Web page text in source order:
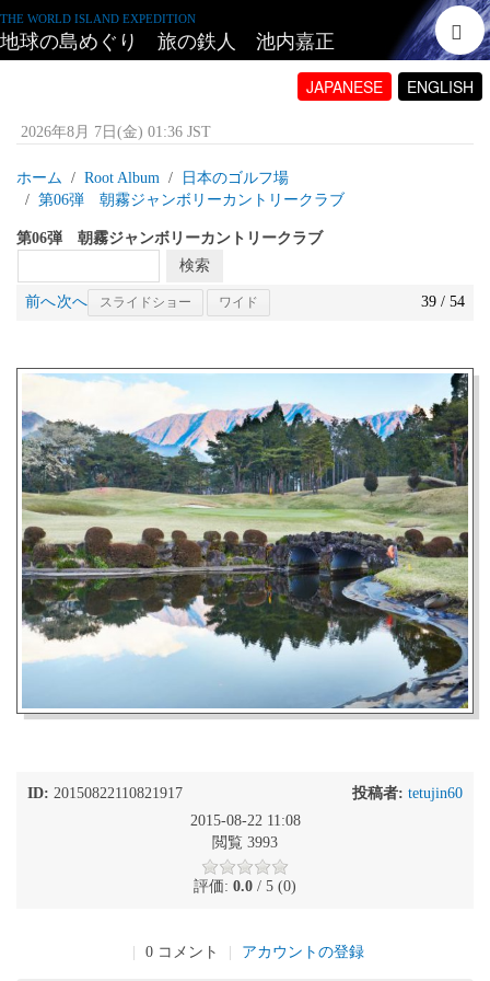
THE WORLD ISLAND EXPEDITION
地球の島めぐり 旅の鉄人 池内嘉正
JAPANESE ENGLISH
2026年8月 7日(金) 01:36 JST
ホーム Root Album
日本のゴルフ場
第06弾 朝霧ジャンボリーカントリークラブ
第06弾 朝霧ジャンボリーカントリークラブ
前へ次へ スライドショー ワイド 39 / 54
ID: 20150822110821917 投稿者: tetujin60
2015-08-22 11:08
閲覧 3993
評価: 0.0 / 5 (0)
0 コメント アカウントの登録